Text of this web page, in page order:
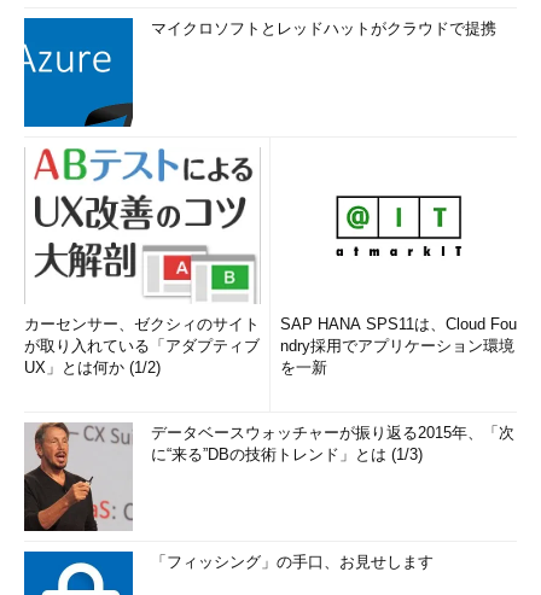
マイクロソフトとレッドハットがクラウドで提携
カーセンサー、ゼクシィのサイト
が取り入れている「アダプティブ
UX」とは何か (1/2)
SAP HANA SPS11は、Cloud Fou
ndry採用でアプリケーション環境
を一新
データベースウォッチャーが振り返る2015年、「次
に“来る”DBの技術トレンド」とは (1/3)
「フィッシング」の手口、お見せします